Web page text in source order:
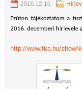
2016.12.16.
Ezúton tájékoztatom a
2016. decemberi hírlevele
http://www.tka.hu/